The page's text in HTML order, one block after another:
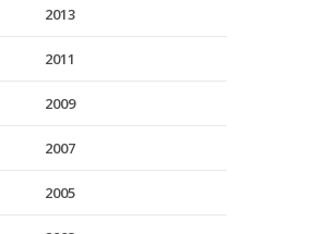
2013
2011
2009
2007
2005